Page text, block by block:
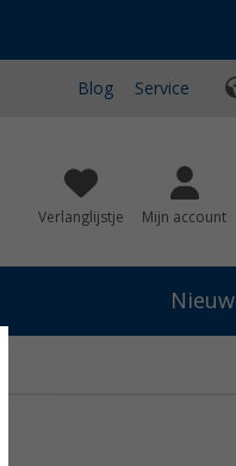
Blog Service
Verlanglijstje Mijn account
Nieuw